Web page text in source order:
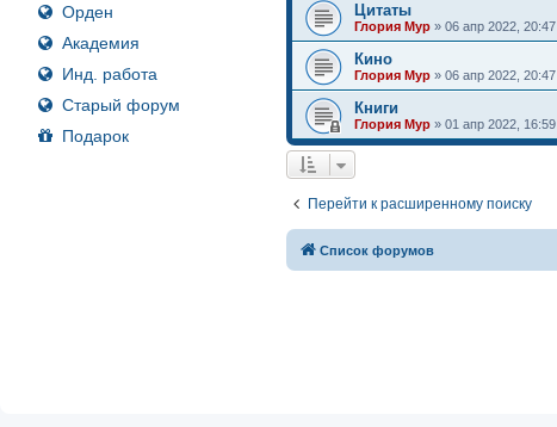
Орден
Академия
Инд. работа
Старый форум
Подарок
Цитаты
Глория Мур »06 апр 2022, 20:47
Кино
Глория Мур »06 апр 2022, 20:47
Книги
Глория Мур »01 апр 2022, 16:59
Перейти к расширенному поиску
Список форумов